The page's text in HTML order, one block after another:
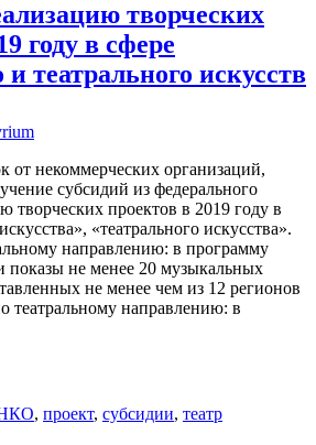
творческих
году в сфере
театрального искусств
от некоммерческих организаций,
субсидий из федерального
творческих проектов в 2019 году в
«театрального искусства».
направлению: в программу
показы не менее 20 музыкальных
не менее чем из 12 регионов
театральному направлению: в
, проект, субсидии, театр